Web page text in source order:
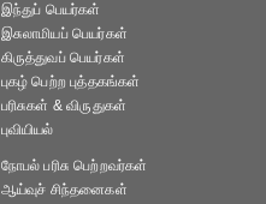
இந்துப் பெயர்கள்
இசுலாமியப் பெயர்கள்
கிருத்துவப் பெயர்கள்
புகழ் பெற்ற புத்தகங்கள்
பரிசுகள் & விருதுகள்
புவியியல்
நோபல் பரிசு‎ பெற்றவர்‎கள்
ஆய்வுச் சிந்தனைகள்